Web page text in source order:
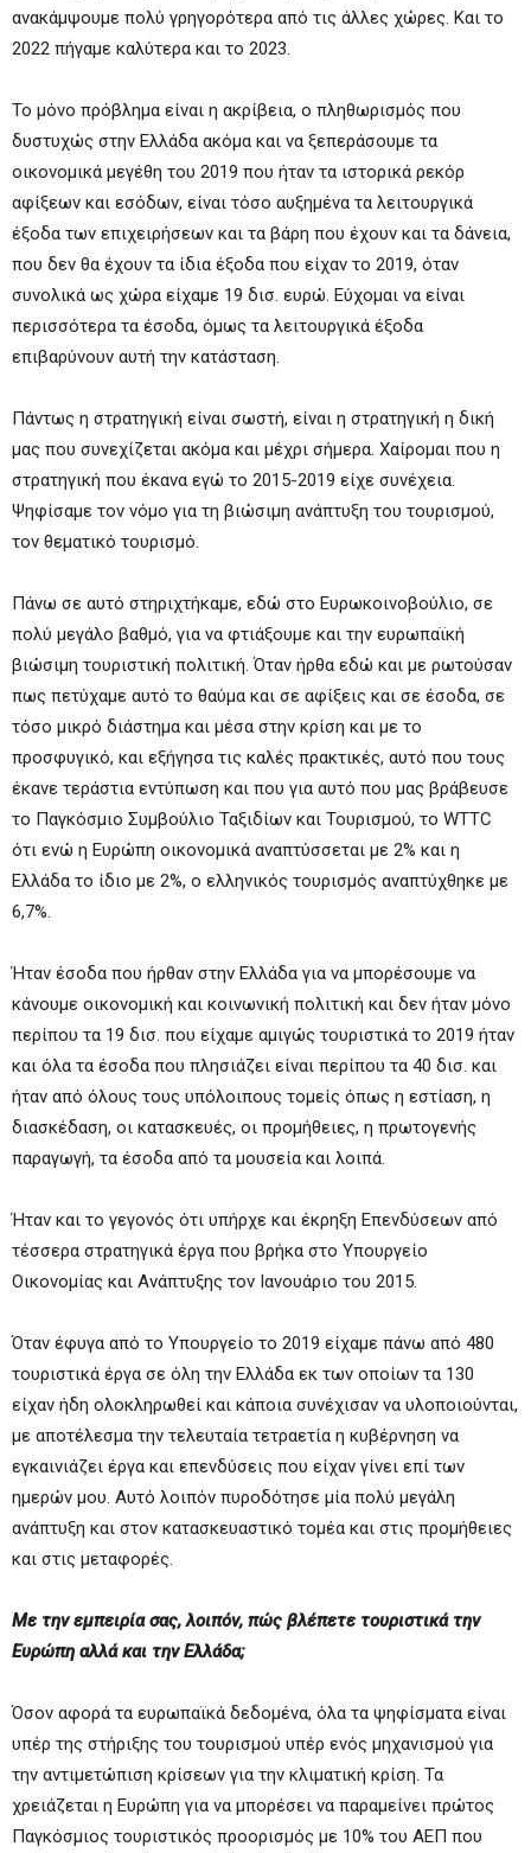
ανακάμψουμε πολύ γρηγορότερα από τις άλλες χώρες. Και το
2022 πήγαμε καλύτερα και το 2023.
Το μόνο πρόβλημα είναι η ακρίβεια, ο πληθωρισμός που
δυστυχώς στην Ελλάδα ακόμα και να ξεπεράσουμε τα
οικονομικά μεγέθη του 2019 που ήταν τα ιστορικά ρεκόρ
αφίξεων και εσόδων, είναι τόσο αυξημένα τα λειτουργικά
έξοδα των επιχειρήσεων και τα βάρη που έχουν και τα δάνεια,
που δεν θα έχουν τα ίδια έξοδα που είχαν το 2019, όταν
συνολικά ως χώρα είχαμε 19 δισ. ευρώ. Εύχομαι να είναι
περισσότερα τα έσοδα, όμως τα λειτουργικά έξοδα
επιβαρύνουν αυτή την κατάσταση.
Πάντως η στρατηγική είναι σωστή, είναι η στρατηγική η δική
μας που συνεχίζεται ακόμα και μέχρι σήμερα. Χαίρομαι που η
στρατηγική που έκανα εγώ το 2015-2019 είχε συνέχεια.
Ψηφίσαμε τον νόμο για τη βιώσιμη ανάπτυξη του τουρισμού,
τον θεματικό τουρισμό.
Πάνω σε αυτό στηριχτήκαμε, εδώ στο Ευρωκοινοβούλιο, σε
πολύ μεγάλο βαθμό, για να φτιάξουμε και την ευρωπαϊκή
βιώσιμη τουριστική πολιτική. Όταν ήρθα εδώ και με ρωτούσαν
πως πετύχαμε αυτό το θαύμα και σε αφίξεις και σε έσοδα, σε
τόσο μικρό διάστημα και μέσα στην κρίση και με το
προσφυγικό, και εξήγησα τις καλές πρακτικές, αυτό που τους
έκανε τεράστια εντύπωση και που για αυτό που μας βράβευσε
το Παγκόσμιο Συμβούλιο Ταξιδίων και Τουρισμού, το WTTC
ότι ενώ η Ευρώπη οικονομικά αναπτύσσεται με 2% και η
Ελλάδα το ίδιο με 2%, ο ελληνικός τουρισμός αναπτύχθηκε με
6,7%.
Ήταν έσοδα που ήρθαν στην Ελλάδα για να μπορέσουμε να
κάνουμε οικονομική και κοινωνική πολιτική και δεν ήταν μόνο
περίπου τα 19 δισ. που είχαμε αμιγώς τουριστικά το 2019 ήταν
και όλα τα έσοδα που πλησιάζει είναι περίπου τα 40 δισ. και
ήταν από όλους τους υπόλοιπους τομείς όπως η εστίαση, η
διασκέδαση, οι κατασκευές, οι προμήθειες, η πρωτογενής
παραγωγή, τα έσοδα από τα μουσεία και λοιπά.
Ήταν και το γεγονός ότι υπήρχε και έκρηξη Επενδύσεων από
τέσσερα στρατηγικά έργα που βρήκα στο Υπουργείο
Οικονομίας και Ανάπτυξης τον Ιανουάριο του 2015.
Όταν έφυγα από το Υπουργείο το 2019 είχαμε πάνω από 480
τουριστικά έργα σε όλη την Ελλάδα εκ των οποίων τα 130
είχαν ήδη ολοκληρωθεί και κάποια συνέχισαν να υλοποιούνται,
με αποτέλεσμα την τελευταία τετραετία η κυβέρνηση να
εγκαινιάζει έργα και επενδύσεις που είχαν γίνει επί των
ημερών μου. Αυτό λοιπόν πυροδότησε μία πολύ μεγάλη
ανάπτυξη και στον κατασκευαστικό τομέα και στις προμήθειες
και στις μεταφορές.
Με την εμπειρία σας, λοιπόν, πώς βλέπετε τουριστικά την
Ευρώπη αλλά και την Ελλάδα;
Όσον αφορά τα ευρωπαϊκά δεδομένα, όλα τα ψηφίσματα είναι
υπέρ της στήριξης του τουρισμού υπέρ ενός μηχανισμού για
την αντιμετώπιση κρίσεων για την κλιματική κρίση. Τα
χρειάζεται η Ευρώπη για να μπορέσει να παραμείνει πρώτος
Παγκόσμιος τουριστικός προορισμός με 10% του ΑΕΠ που